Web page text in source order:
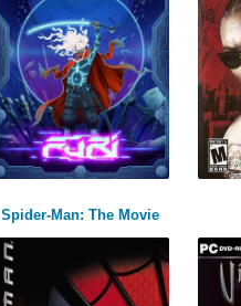
Spider-Man: The Movie